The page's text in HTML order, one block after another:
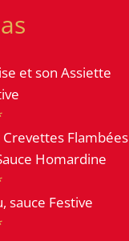
et son Assiette
Crevettes Flambées
Homardine
sauce Festive